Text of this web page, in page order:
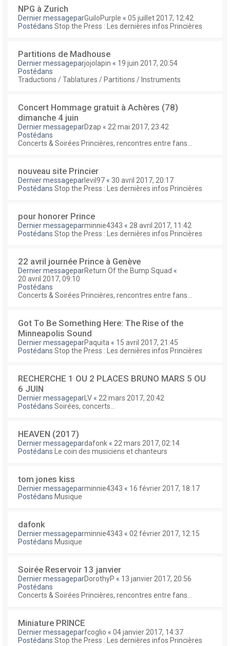
NPG à Zurich
Dernier messageparGuiloPurple « 05 juillet 2017, 12:42
Postédans Stop the Press : Les dernières infos Princières
Partitions de Madhouse
Dernier messageparjojolapin « 19 juin 2017, 20:54
Postédans
Traductions / Tablatures / Partitions / Instruments
Concert Hommage gratuit à Achères (78)
dimanche 4 juin
Dernier messageparDzap « 22 mai 2017, 23:42
Postédans
Concerts & Soirées Princières, rencontres entre fans...
nouveau site Princier
Dernier messageparlevil97 « 30 avril 2017, 20:17
Postédans Stop the Press : Les dernières infos Princières
pour honorer Prince
Dernier messageparminnie4343 « 28 avril 2017, 11:42
Postédans Stop the Press : Les dernières infos Princières
22 avril journée Prince à Genève
Dernier messageparReturn Of the Bump Squad «
20 avril 2017, 09:10
Postédans
Concerts & Soirées Princières, rencontres entre fans...
Got To Be Something Here: The Rise of the
Minneapolis Sound
Dernier messageparPaquita « 15 avril 2017, 21:45
Postédans Stop the Press : Les dernières infos Princières
RECHERCHE 1 OU 2 PLACES BRUNO MARS 5 OU
6 JUIN
Dernier messagepar LV « 22 mars 2017, 20:42
Postédans Soirées, concerts...
HEAVEN (2017)
Dernier messagepardafonk « 22 mars 2017, 02:14
Postédans
Le coin des musiciens et chanteurs
tom jones kiss
Dernier messageparminnie4343 « 16 février 2017, 18:17
Postédans Musique
dafonk
Dernier messageparminnie4343 « 02 février 2017, 12:15
Postédans Musique
Soirée Reservoir 13 janvier
Dernier messageparDorothyP « 13 janvier 2017, 20:56
Postédans
Concerts & Soirées Princières, rencontres entre fans...
Miniature PRINCE
Dernier messageparfcoglio « 04 janvier 2017, 14:37
Postédans Stop the Press : Les dernières infos Princières